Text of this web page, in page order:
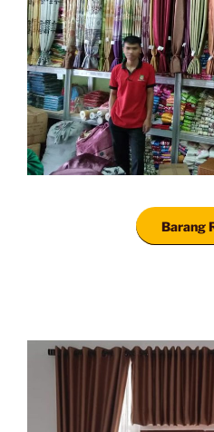
Barang